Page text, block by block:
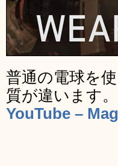
普通の電球を
質が違います。
YouTube –